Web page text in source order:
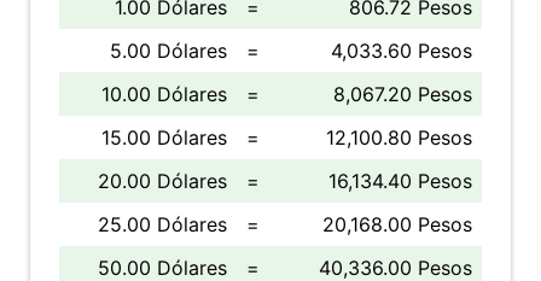
1.00 Dólares =
806.72 Pesos
5.00 Dólares
=
4,033.60 Pesos
10.00 Dólares
=
8,067.20 Pesos
15.00 Dólares
=
12,100.80 Pesos
20.00 Dólares
=
16,134.40 Pesos
25.00 Dólares
=
20,168.00 Pesos
50.00 Dólares
=
40,336.00 Pesos